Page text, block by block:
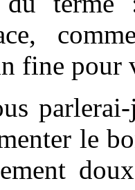
fine pour
le